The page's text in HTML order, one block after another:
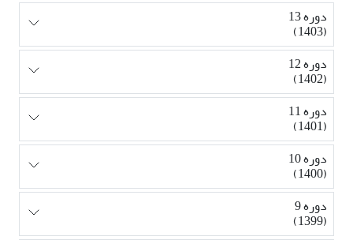
دوره 13
(1403)
دوره 12
(1402)
دوره 11
(1401)
دوره 10
(1400)
دوره 9
(1399)